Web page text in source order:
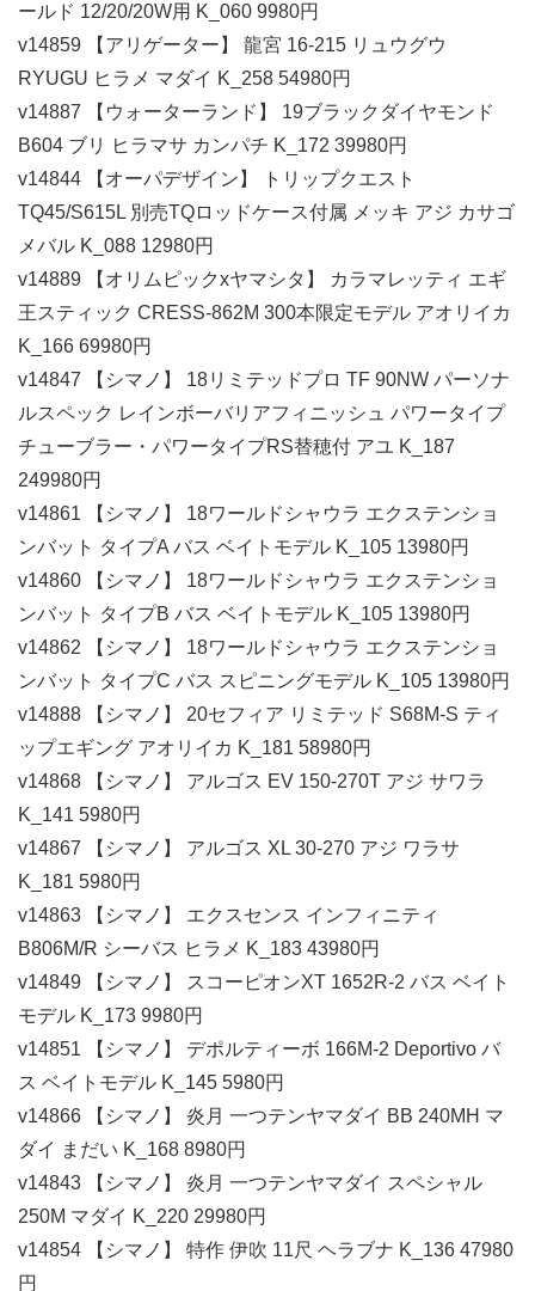
ールド 12/20/20W用 K_060 9980円
v14859 【アリゲーター】 龍宮 16-215 リュウグウ
RYUGU ヒラメ マダイ K_258 54980円
v14887 【ウォーターランド】 19ブラックダイヤモンド
B604 ブリ ヒラマサ カンパチ K_172 39980円
v14844 【オーパデザイン】 トリップクエスト
TQ45/S615L 別売TQロッドケース付属 メッキ アジ カサゴ
メバル K_088 12980円
v14889 【オリムピックxヤマシタ】 カラマレッティ エギ
王スティック CRESS-862M 300本限定モデル アオリイカ
K_166 69980円
v14847 【シマノ】 18リミテッドプロ TF 90NW パーソナ
ルスペック レインボーバリアフィニッシュ パワータイプ
チューブラー・パワータイプRS替穂付 アユ K_187
249980円
v14861 【シマノ】 18ワールドシャウラ エクステンショ
ンバット タイプA バス ベイトモデル K_105 13980円
v14860 【シマノ】 18ワールドシャウラ エクステンショ
ンバット タイプB バス ベイトモデル K_105 13980円
v14862 【シマノ】 18ワールドシャウラ エクステンショ
ンバット タイプC バス スピニングモデル K_105 13980円
v14888 【シマノ】 20セフィア リミテッド S68M-S ティ
ップエギング アオリイカ K_181 58980円
v14868 【シマノ】 アルゴス EV 150-270T アジ サワラ
K_141 5980円
v14867 【シマノ】 アルゴス XL 30-270 アジ ワラサ
K_181 5980円
v14863 【シマノ】 エクスセンス インフィニティ
B806M/R シーバス ヒラメ K_183 43980円
v14849 【シマノ】 スコーピオンXT 1652R-2 バス ベイト
モデル K_173 9980円
v14851 【シマノ】 デポルティーボ 166M-2 Deportivo バ
ス ベイトモデル K_145 5980円
v14866 【シマノ】 炎月 一つテンヤマダイ BB 240MH マ
ダイ まだい K_168 8980円
v14843 【シマノ】 炎月 一つテンヤマダイ スペシャル
250M マダイ K_220 29980円
v14854 【シマノ】 特作 伊吹 11尺 ヘラブナ K_136 47980
円